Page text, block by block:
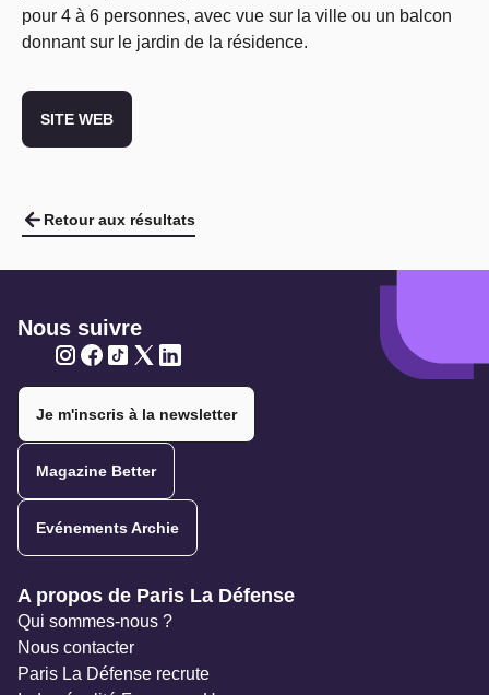
pour 4 à 6 personnes, avec vue sur la ville ou un balcon
donnant sur le jardin de la résidence.
SITE WEB
Retour aux résultats
Nous suivre
Je m'inscris à la newsletter
Magazine Better
Evénements Archie
Navigation secondaire
A propos de Paris La Défense
Qui sommes-nous ?
Nous contacter
Paris La Défense recrute